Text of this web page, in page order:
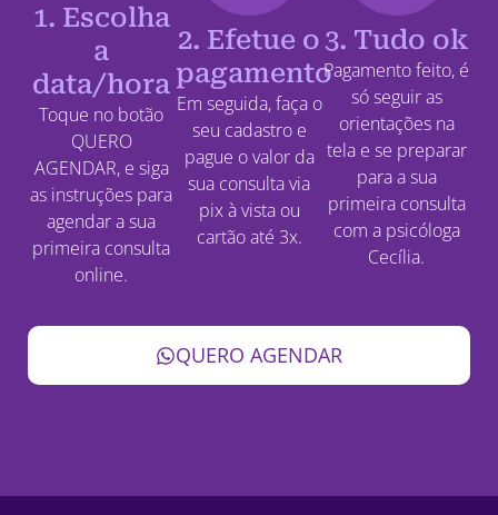
1. Escolha
a
data/hora
Toque no botão
QUERO
AGENDAR, e siga
as instruções para
agendar a sua
primeira consulta
online.
2. Efetue o
pagamento
Em seguida, faça o
seu cadastro e
pague o valor da
sua consulta via
pix à vista ou
cartão até 3x.
3. Tudo ok
Pagamento feito, é
só seguir as
orientações na
tela e se preparar
para a sua
primeira consulta
com a psicóloga
Cecília.
QUERO AGENDAR